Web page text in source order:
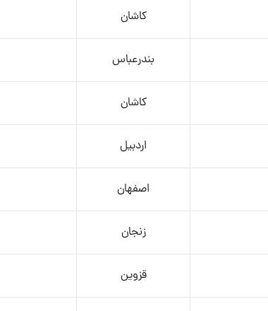
کاشان
بندرعباس
کاشان
اردبیل
اصفهان
زنجان
قزوین